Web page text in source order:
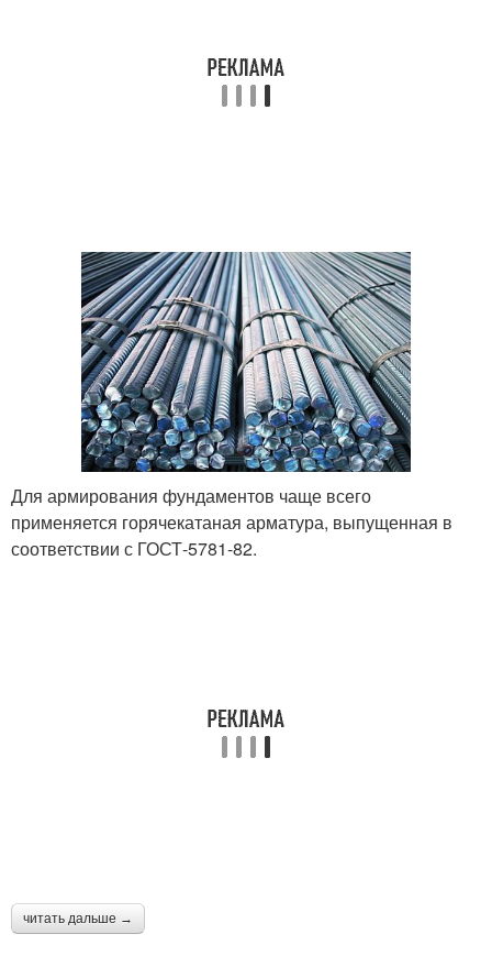
Для армирования фундаментов чаще всего
применяется горячекатаная арматура, выпущенная в
соответствии с ГОСТ-5781-82.
читать дальше →